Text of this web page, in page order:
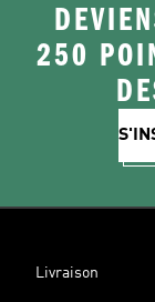
250
Livraison